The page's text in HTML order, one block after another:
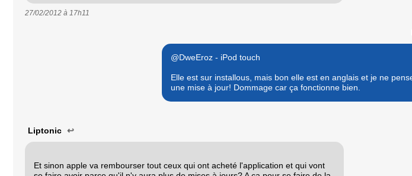
27/02/2012 à 17h11
@DweEroz - iPod touch
Elle est sur installous, mais bon elle est en anglais et je ne
une mise à jour! Dommage car ça fonctionne bien.
Liptonic ↩
Et sinon apple va rembourser tout ceux qui ont acheté l'application et qui vont